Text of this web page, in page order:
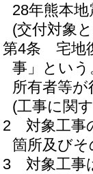
28年熊本
(交付対象
第4条
宅地
事」という
所有者等が
(工事に関
2
対象工事
箇所及び
3
対象工事